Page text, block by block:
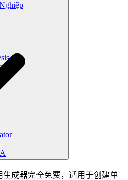
成器完全免费，适用于创建单